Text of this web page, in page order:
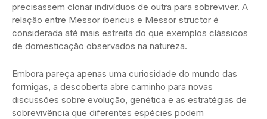
precisassem clonar indivíduos de outra para sobreviver. A
relação entre Messor ibericus e Messor structor é
considerada até mais estreita do que exemplos clássicos
de domesticação observados na natureza.
Embora pareça apenas uma curiosidade do mundo das
formigas, a descoberta abre caminho para novas
discussões sobre evolução, genética e as estratégias de
sobrevivência que diferentes espécies podem